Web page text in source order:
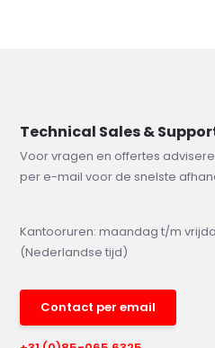
Technical Sales &
Voor vragen en offertes
per e-mail voor de snelste
Kantooruren: maandag t/m
(Nederlandse tijd)
Contact per email